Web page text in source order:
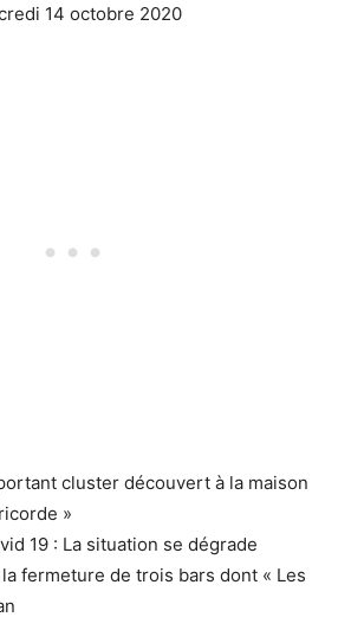
14 octobre 2020
cluster découvert à la maison
»
19 : La situation se dégrade
fermeture de trois bars dont « Les